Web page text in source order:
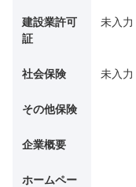
建設業許可
証
未入力
社会保険 未入力
その他保険
企業概要
ホームペー